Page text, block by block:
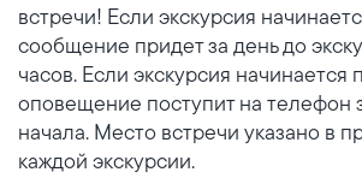
встречи! Если экскурсия
сообщение придет за день до
часов. Если экскурсия начинается
оповещение поступит на телефон
начала. Место встречи указано в
каждой экскурсии.